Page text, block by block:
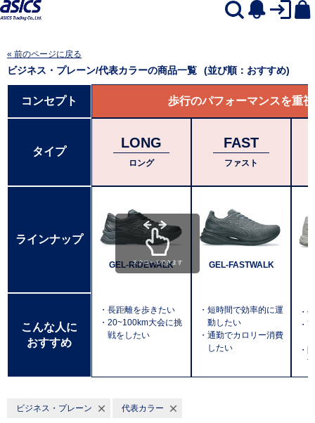
« 前のページに戻る
ビジネス・プレーン/代表カラーの商品一覧 (並び順：おすすめ)
コンセプト 歩行のパフォーマンスを重視
タイプ
LONG
ロング
FAST
ファスト
ラインナップ
GEL-RIDEWALK
・長距離を歩きたい
・20~100km大会に挑
戦をしたい
GEL-FASTWALK
・短時間で効率的に運
動したい
・通勤でカロリー消費
したい
・
・
・
こんな人に
おすすめ
スクロールできます
ビジネス・プレーン 代表カラー